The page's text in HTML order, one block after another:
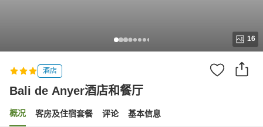
16
酒店
Bali de Anyer酒店和餐厅
概况 客房及住宿套餐 评论 基本信息